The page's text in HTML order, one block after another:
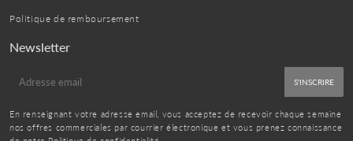
Politique de remboursement
Newsletter
mail
S'INSCRIRE
En renseignant votre adresse email, vous acceptez de recevoir chaque semaine
nos offres commerciales par courrier électronique et vous prenez connaissance